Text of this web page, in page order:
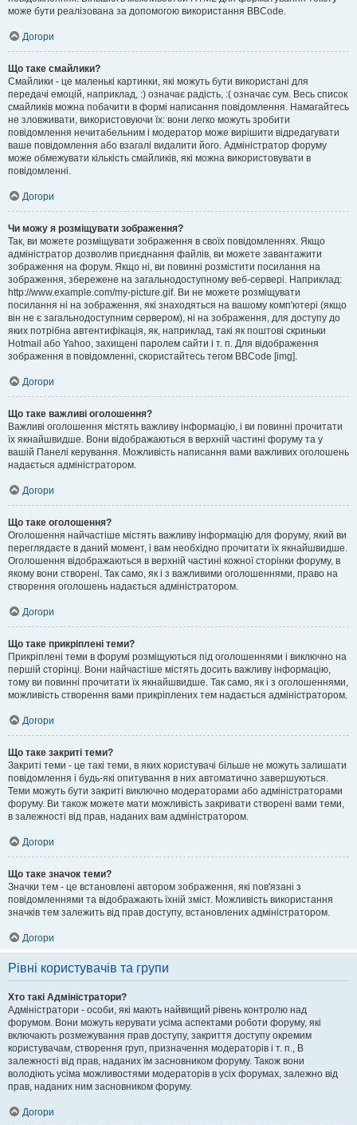
може бути реалізована за допомогою використання BBCode.
Догори
Що таке смайлики?
Смайлики - це маленькі картинки, які можуть бути використані для
передачі емоцій, наприклад, :) означає радість, :( означає сум. Весь список
смайликів можна побачити в формі написання повідомлення. Намагайтесь
не зловживати, використовуючи їх: вони легко можуть зробити
повідомлення нечитабельним і модератор може вирішити відредагувати
ваше повідомлення або взагалі видалити його. Адміністратор форуму
може обмежувати кількість смайликів, які можна використовувати в
повідомленні.
Догори
Чи можу я розміщувати зображення?
Так, ви можете розміщувати зображення в своїх повідомленнях. Якщо
адміністратор дозволив приєднання файлів, ви можете завантажити
зображення на форум. Якщо ні, ви повинні розмістити посилання на
зображення, збережене на загальнодоступному веб-сервері. Наприклад:
http://www.example.com/my-picture.gif. Ви не можете розміщувати
посилання ні на зображення, які знаходяться на вашому комп'ютері (якщо
він не є загальнодоступним сервером), ні на зображення, для доступу до
яких потрібна автентифікація, як, наприклад, такі як поштові скриньки
Hotmail або Yahoo, захищені паролем сайти і т. п. Для відображення
зображення в повідомленні, скористайтесь тегом BBCode [img].
Догори
Що таке важливі оголошення?
Важливі оголошення містять важливу інформацію, і ви повинні прочитати
їх якнайшвидше. Вони відображаються в верхній частині форуму та у
вашій Панелі керування. Можливість написання вами важливих оголошень
надається адміністратором.
Догори
Що таке оголошення?
Оголошення найчастіше містять важливу інформацію для форуму, який ви
переглядаєте в даний момент, і вам необхідно прочитати їх якнайшвидше.
Оголошення відображаються в верхній частині кожної сторінки форуму, в
якому вони створені. Так само, як і з важливими оголошеннями, право на
створення оголошень надається адміністратором.
Догори
Що таке прикріплені теми?
Прикріплені теми в форумі розміщуються під оголошеннями і виключно на
першій сторінці. Вони найчастіше містять досить важливу інформацію,
тому ви повинні прочитати їх якнайшвидше. Так само, як і з оголошеннями,
можливість створення вами прикріплених тем надається адміністратором.
Догори
Що таке закриті теми?
Закриті теми - це такі теми, в яких користувачі більше не можуть залишати
повідомлення і будь-які опитування в них автоматично завершуються.
Теми можуть бути закриті виключно модераторами або адміністраторами
форуму. Ви також можете мати можливість закривати створені вами теми,
в залежності від прав, наданих вам адміністратором.
Догори
Що таке значок теми?
Значки тем - це встановлені автором зображення, які пов'язані з
повідомленнями та відображають їхній зміст. Можливість використання
значків тем залежить від прав доступу, встановлених адміністратором.
Догори
Рівні користувачів та групи
Хто такі Адміністратори?
Адміністратори - особи, які мають найвищий рівень контролю над
форумом. Вони можуть керувати усіма аспектами роботи форуму, які
включають розмежування прав доступу, закриття доступу окремим
користувачам, створення груп, призначення модераторів і т. п., В
залежності від прав, наданих їм засновником форуму. Також вони
володіють усіма можливостями модераторів в усіх форумах, залежно від
прав, наданих ним засновником форуму.
Догори